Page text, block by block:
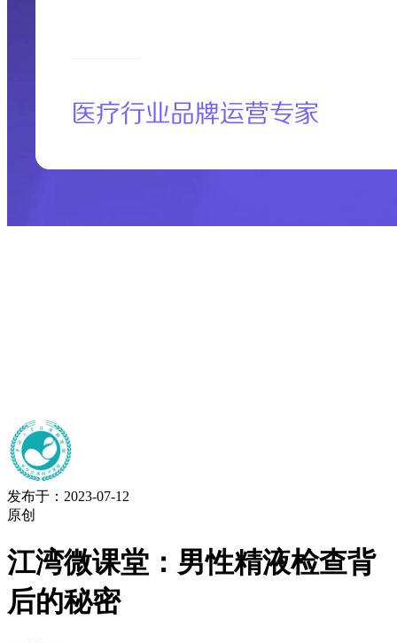
发布于：2023-07-12
原创
江湾微课堂：男性精液检查背
后的秘密